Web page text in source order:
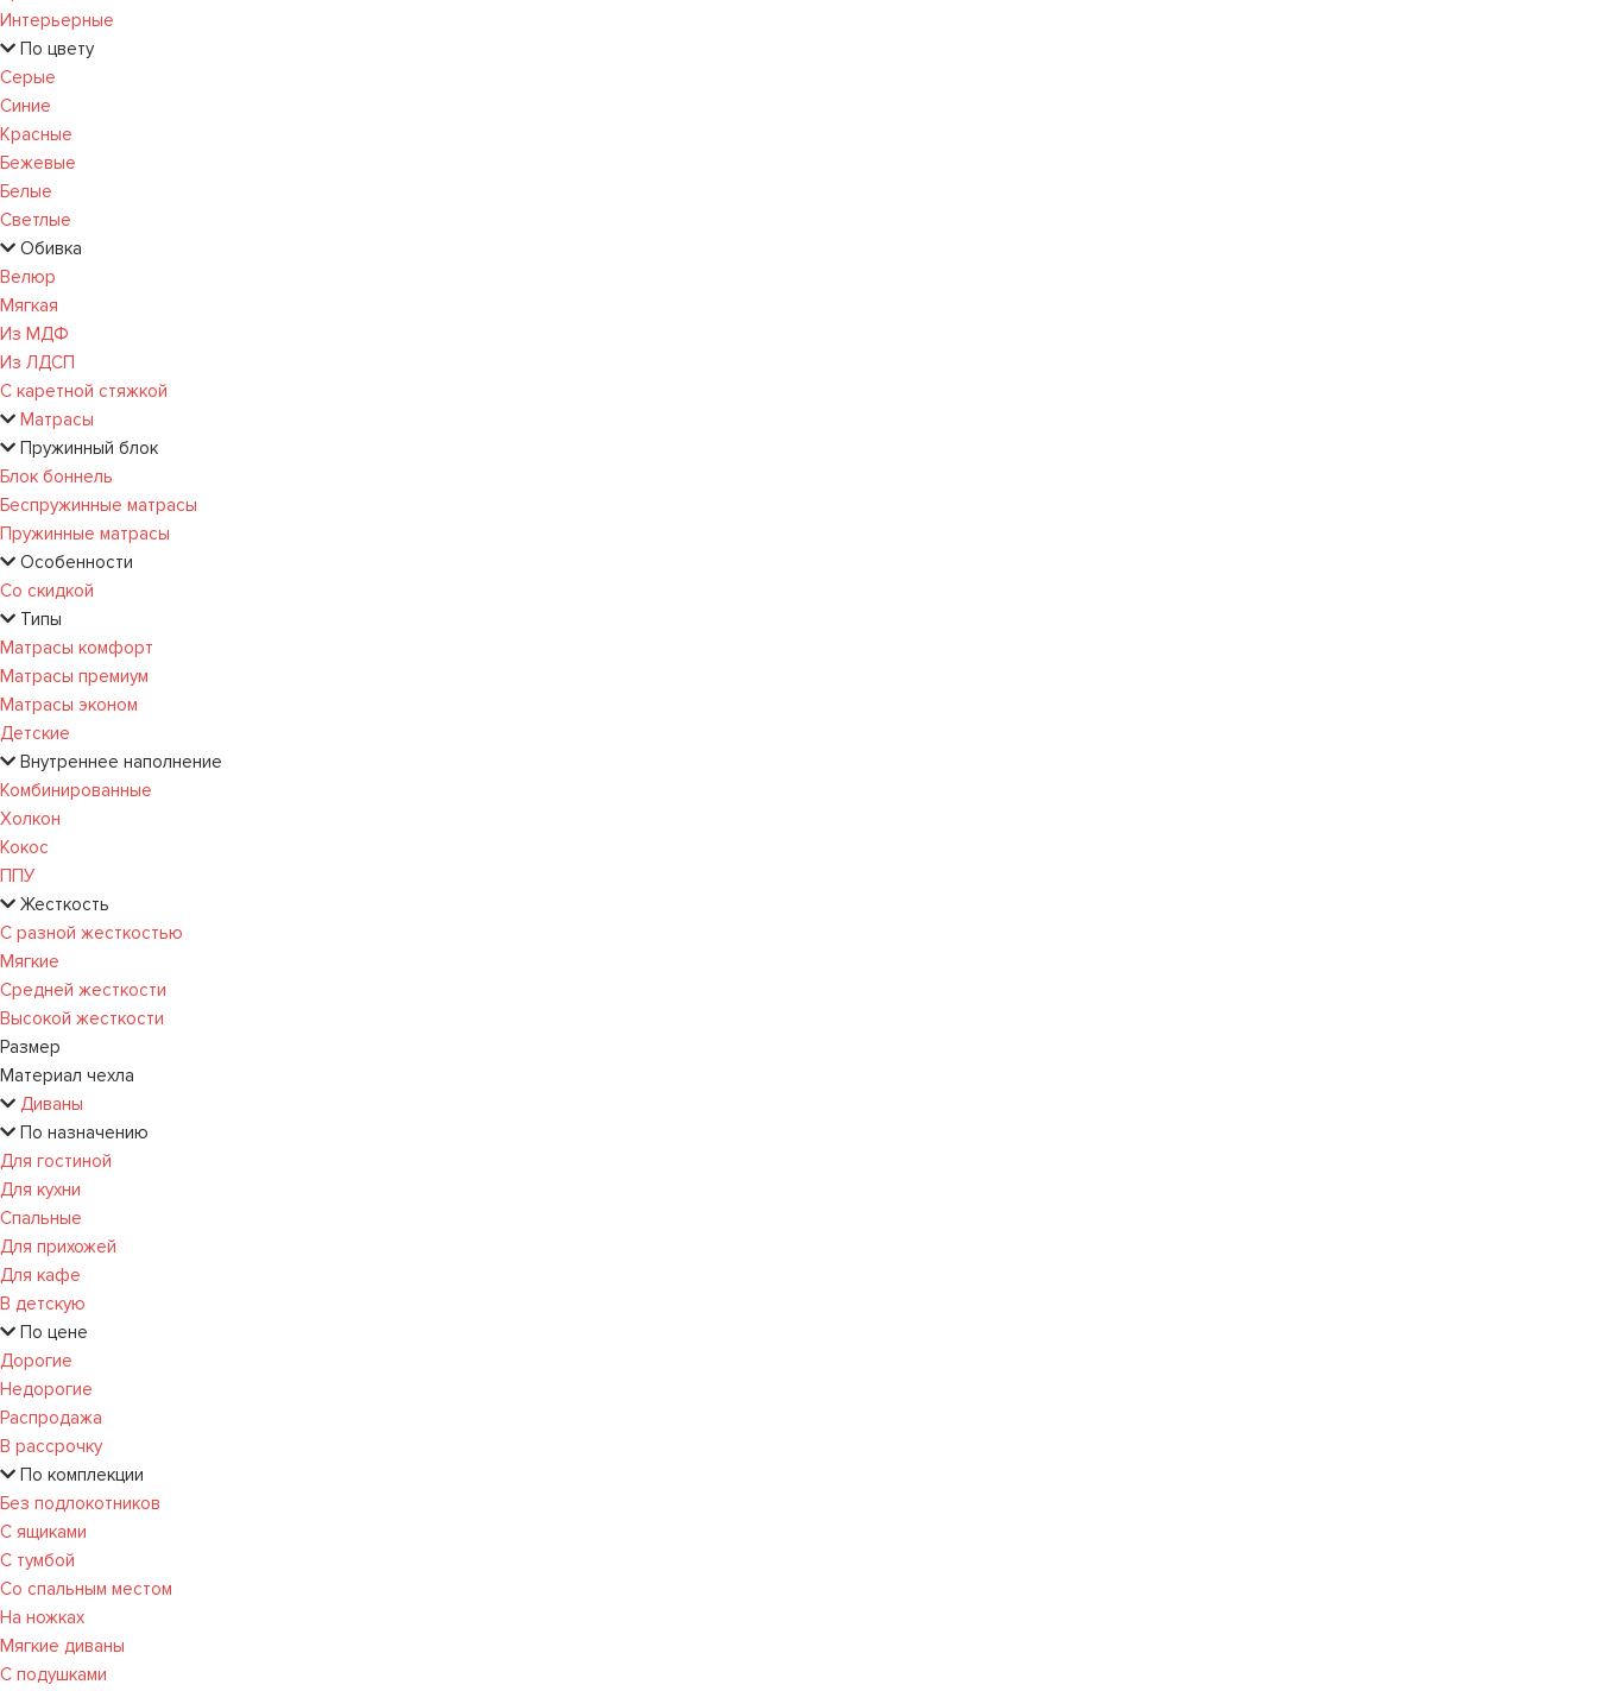
Интерьерные
По цвету
Серые
Синие
Красные
Бежевые
Белые
Светлые
Обивка
Велюр
Мягкая
Из МДФ
Из ЛДСП
С каретной стяжкой
Матрасы
Пружинный блок
Блок боннель
Беспружинные матрасы
Пружинные матрасы
Особенности
Со скидкой
Типы
Матрасы комфорт
Матрасы премиум
Матрасы эконом
Детские
Внутреннее наполнение
Комбинированные
Холкон
Кокос
ППУ
Жесткость
С разной жесткостью
Мягкие
Средней жесткости
Высокой жесткости
Размер
Материал чехла
Диваны
По назначению
Для гостиной
Для кухни
Спальные
Для прихожей
Для кафе
В детскую
По цене
Дорогие
Недорогие
Распродажа
В рассрочку
По комплекции
Без подлокотников
С ящиками
С тумбой
Со спальным местом
На ножках
Мягкие диваны
С подушками